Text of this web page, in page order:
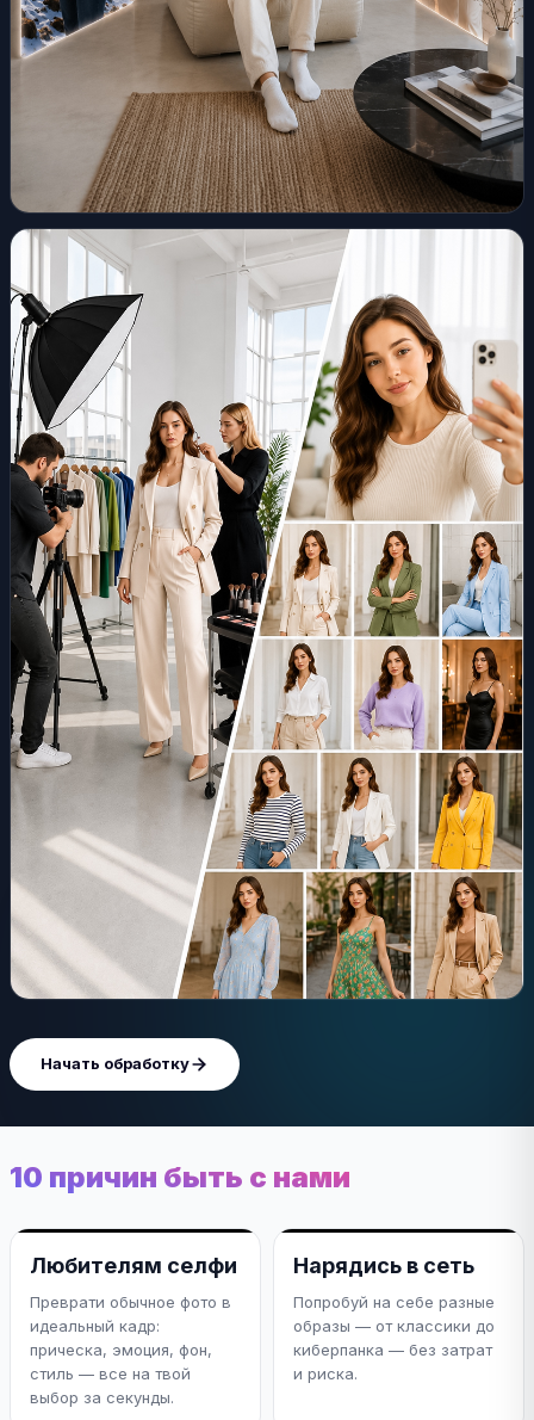
Начать обработку
10 причин быть с нами
Любителям селфи
Преврати обычное фото в
идеальный кадр:
прическа, эмоция, фон,
стиль — все на твой
выбор за секунды.
Нарядись в сеть
Попробуй на себе разные
образы — от классики до
киберпанка — без затрат
и риска.